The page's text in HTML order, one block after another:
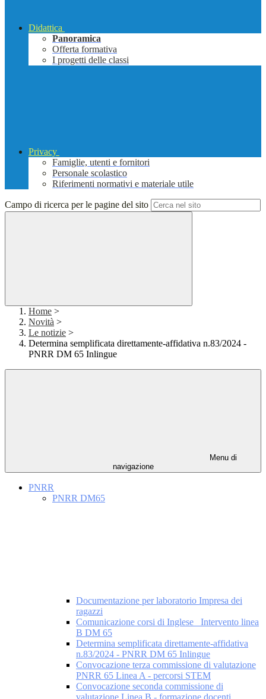
Didattica
Panoramica
Offerta formativa
I progetti delle classi
Privacy
Famiglie, utenti e fornitori
Personale scolastico
Riferimenti normativi e materiale utile
Campo di ricerca per le pagine del sito
Home >
Novità >
Le notizie >
Determina semplificata direttamente-affidativa n.83/2024 -
PNRR DM 65 Inlingue
Menu di
navigazione
PNRR
PNRR DM65
Documentazione per laboratorio Impresa dei
ragazzi
Comunicazione corsi di Inglese _Intervento linea
B DM 65
Determina semplificata direttamente-affidativa
n.83/2024 - PNRR DM 65 Inlingue
Convocazione terza commissione di valutazione
PNRR 65 Linea A - percorsi STEM
Convocazione seconda commissione di